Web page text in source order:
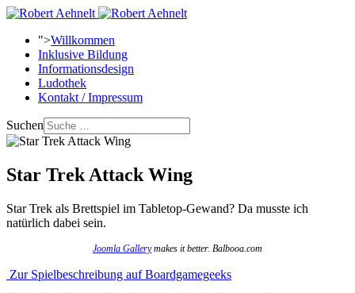
">Willkommen
Inklusive Bildung
Informationsdesign
Ludothek
Kontakt / Impressum
Suchen
Star Trek Attack Wing
Star Trek als Brettspiel im Tabletop-Gewand? Da musste ich
natürlich dabei sein.
Joomla Gallerymakes it better. Balbooa.com
Zur Spielbeschreibung auf Boardgamegeeks